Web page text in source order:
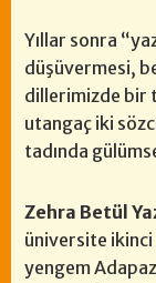
Yıllar sonra
düşüvermesi,
dillerimizde bir
utangaç iki
tadında
Zehra Betül
üniversite ikinci
yengem